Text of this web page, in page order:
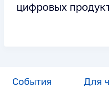
цифровых
События
Для